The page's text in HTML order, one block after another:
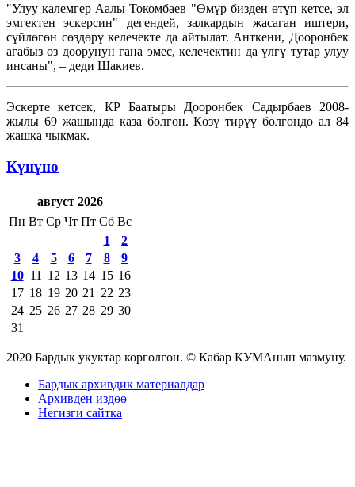
"Улуу калемгер Аалы Токомбаев "Өмүр бизден өтүп кетсе, эл
эмгектен эскерсин" дегендей, залкардын жасаган иштери,
сүйлөгөн сөздөрү келечекте да айтылат. Анткени, Дооронбек
агабыз өз доорунун гана эмес, келечектин да үлгү тутар улуу
инсаны", – деди Шакиев.
Эскерте кетсек, КР Баатыры Дооронбек Садырбаев 2008-
жылы 69 жашында каза болгон. Көзү тирүү болгондо ал 84
жашка чыкмак.
Күнүнө
август 2026
Пн Вт Ср Чт Пт Сб Вс
1
2
3
4 5 6 7 8
9
10 11 12 13 14 15 16
17 18 19 20 21 22 23
24 25 26 27 28 29 30
31
2020 Бардык укуктар корголгон. © Кабар КУМАнын мазмуну.
Бардык архивдик материалдар
Архивден издөө
Негизги сайтка